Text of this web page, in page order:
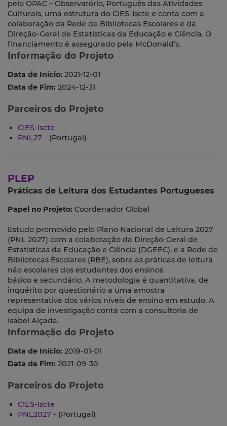
pelo OPAC – Observatório, Português das Atividades
Culturais, uma estrutura do CIES-Iscte e conta com a
colaboração da Rede de Bibliotecas Escolares e da
Direção-Geral de Estatísticas da Educação e Ciência. O
financiamento é assegurado pela McDonald’s.
Informação do Projeto
Data de Início: 2021-12-01
Data de Fim: 2024-12-31
Parceiros do Projeto
CIES-Iscte
PNL27 - (Portugal)
PLEP
Práticas de Leitura dos Estudantes Portugueses
Papel no Projeto: Coordenador Global
Estudo promovido pelo Plano Nacional de Leitura 2027
(PNL 2027) com a colabotação da Direção-Geral de
Estatísticas da Educação e Ciência (DGEEC), e a Rede de
Bibliotecas Escolares (RBE), sobre as práticas de leitura
não escolares dos estudantes dos ensinos
básico e secundário. A metodologia é quantitativa, de
inquérito por questionário a uma amostra
representativa dos vários níveis de ensino em estudo. A
equipa de investigação conta com a consultoria de
Isabel Alçada.
Informação do Projeto
Data de Início: 2019-01-01
Data de Fim: 2021-09-30
Parceiros do Projeto
CIES-Iscte
PNL2027 - (Portugal)